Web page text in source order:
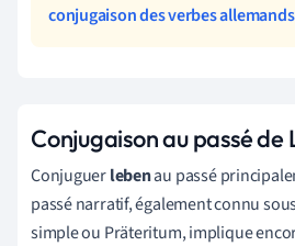
conjugaison des verbes allemands
Conjugaison au passé de
Conjuguerlebenau passé
passé narratif, également connu
simple ou Präteritum, implique